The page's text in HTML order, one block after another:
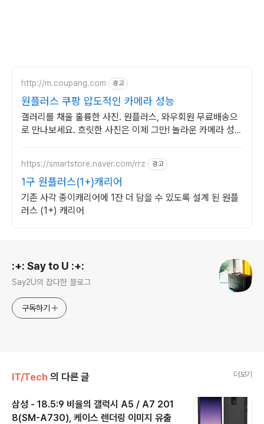
http://m.coupang.com 광고
원플러스 쿠팡 압도적인 카메라 성능
갤러리를 채울 훌륭한 사진. 원플러스, 와우회원 무료배송으
로 만나보세요. 흐릿한 사진은 이제 그만! 놀라운 카메라 성능
https://smartstore.naver.com/rrz 광고
1구 원플러스(1+)캐리어
기존 사각 종이캐리어에 1잔 더 담을 수 있도록 설계 된 원플
러스 (1+) 캐리어
:+: Say to U :+:
Say2U의 잡다한 블로그
구독하기
IT/Tech 의 다른 글 더보기
삼성 - 18.5:9 비율의 갤럭시 A5 / A7 201
8(SM-A730), 케이스 렌더링 이미지 유출